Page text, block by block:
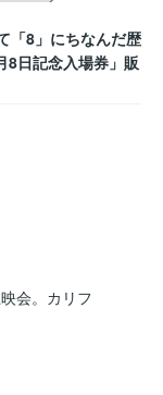
「8」にちなんだ歴
8日記念入場券」販